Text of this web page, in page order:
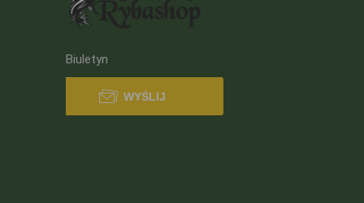
Biuletyn
WYŚLIJ